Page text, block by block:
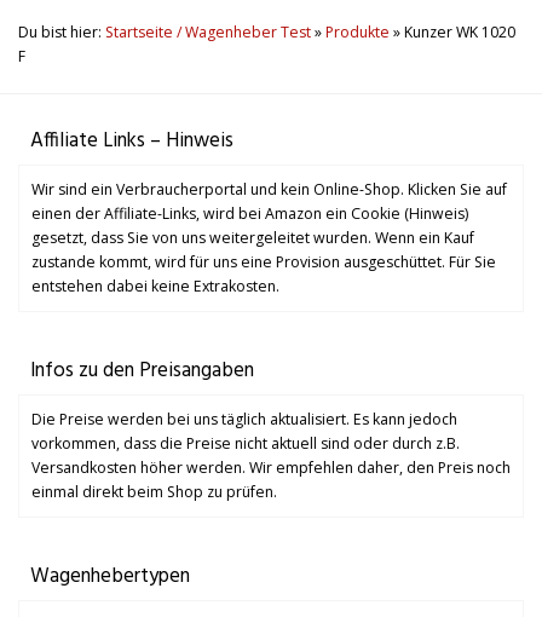
Du bist hier: Startseite / Wagenheber Test»Produkte »Kunzer WK 1020
F
Affiliate Links – Hinweis
Wir sind ein Verbraucherportal und kein Online-Shop. Klicken Sie auf
einen der Affiliate-Links, wird bei Amazon ein Cookie (Hinweis)
gesetzt, dass Sie von uns weitergeleitet wurden. Wenn ein Kauf
zustande kommt, wird für uns eine Provision ausgeschüttet. Für Sie
entstehen dabei keine Extrakosten.
Infos zu den Preisangaben
Die Preise werden bei uns täglich aktualisiert. Es kann jedoch
vorkommen, dass die Preise nicht aktuell sind oder durch z.B.
Versandkosten höher werden. Wir empfehlen daher, den Preis noch
einmal direkt beim Shop zu prüfen.
Wagenhebertypen